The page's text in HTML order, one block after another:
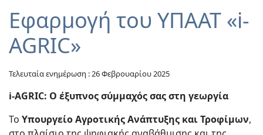
Εφαρμογή του ΥΠΑΑΤ «i-
AGRIC»
Τελευταία ενημέρωση : 26 Φεβρουαρίου 2025
i-AGRIC: Ο έξυπνος σύμμαχός σας στη γεωργία
Το Υπουργείο Αγροτικής Ανάπτυξης και Τροφίμων,